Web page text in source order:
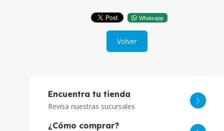
Whatsapp
Volver
Encuentra tu tienda
Revisa nuestras sucursales
¿Cómo comprar?